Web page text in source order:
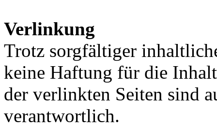
Verlinkung
Trotz sorgfältiger
keine Haftung für die
der verlinkten Seiten sind
verantwortlich.